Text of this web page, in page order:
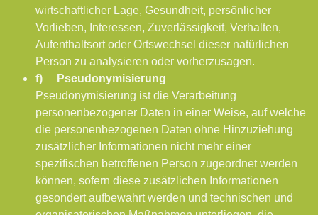
wirtschaftlicher Lage, Gesundheit, persönlicher
Vorlieben, Interessen, Zuverlässigkeit, Verhalten,
Aufenthaltsort oder Ortswechsel dieser natürlichen
Person zu analysieren oder vorherzusagen.
f) Pseudonymisierung
Pseudonymisierung ist die Verarbeitung
personenbezogener Daten in einer Weise, auf welche
die personenbezogenen Daten ohne Hinzuziehung
zusätzlicher Informationen nicht mehr einer
spezifischen betroffenen Person zugeordnet werden
können, sofern diese zusätzlichen Informationen
gesondert aufbewahrt werden und technischen und